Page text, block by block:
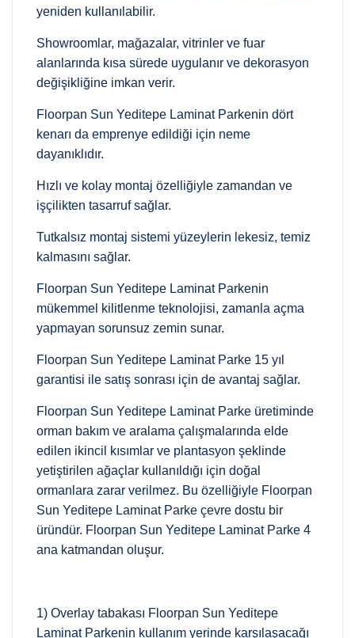
yeniden kullanılabilir.
Showroomlar, mağazalar, vitrinler ve fuar
alanlarında kısa sürede uygulanır ve dekorasyon
değişikliğine imkan verir.
Floorpan Sun Yeditepe Laminat Parkenin dört
kenarı da emprenye edildiği için neme
dayanıklıdır.
Hızlı ve kolay montaj özelliğiyle zamandan ve
işçilikten tasarruf sağlar.
Tutkalsız montaj sistemi yüzeylerin lekesiz, temiz
kalmasını sağlar.
Floorpan Sun Yeditepe Laminat Parkenin
mükemmel kilitlenme teknolojisi, zamanla açma
yapmayan sorunsuz zemin sunar.
Floorpan Sun Yeditepe Laminat Parke 15 yıl
garantisi ile satış sonrası için de avantaj sağlar.
Floorpan Sun Yeditepe Laminat Parke üretiminde
orman bakım ve aralama çalışmalarında elde
edilen ikincil kısımlar ve plantasyon şeklinde
yetiştirilen ağaçlar kullanıldığı için doğal
ormanlara zarar verilmez. Bu özelliğiyle Floorpan
Sun Yeditepe Laminat Parke çevre dostu bir
üründür. Floorpan Sun Yeditepe Laminat Parke 4
ana katmandan oluşur.
1) Overlay tabakası Floorpan Sun Yeditepe
Laminat Parkenin kullanım yerinde karşılaşacağı